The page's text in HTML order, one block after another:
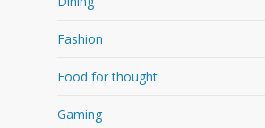
Fashion
Food for thought
Gaming